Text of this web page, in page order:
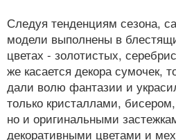
Следуя тенденциям сезона,
модели выполнены в
цветах - золотистых,
же касается декора сумочек,
дали волю фантазии и
только кристаллами,
но и оригинальными
декоративными цветами и